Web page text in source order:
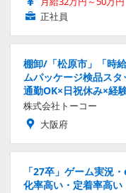
正社員
棚卸/「松原市」「時
ムパッケージ検品ス
通勤OK×日祝休み×経
株式会社トーコー
大阪府
「27卒」ゲーム実況
化率高い・定着率高い